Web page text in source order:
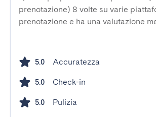
prenotazione) 8 volte su varie
prenotazione e ha una valutazione
5.0 Accuratezza
5.0 Check-in
5.0 Pulizia